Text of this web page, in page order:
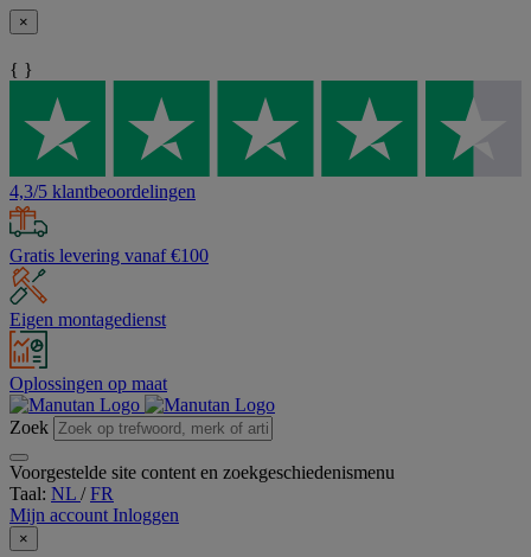
×
{ }
4,3/5 klantbeoordelingen
Gratis levering vanaf €100
Eigen montagedienst
Oplossingen op maat
Zoek
Voorgestelde site content en zoekgeschiedenismenu
Taal: NL /FR
Mijn account Inloggen
×